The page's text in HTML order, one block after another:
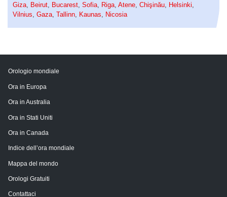
Giza
Beirut Bucarest Sofia Riga Atene Chişinău Helsinki
Vilnius Gaza Tallinn Kaunas Nicosia
Orologio mondiale
Ora in Europa
Ora in Australia
Ora in Stati Uniti
Ora in Canada
Indice dell’ora mondiale
Mappa del mondo
Orologi Gratuiti
Contattaci